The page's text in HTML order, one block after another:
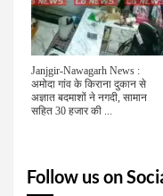
Janjgir-Nawagarh News :
अमोदा गांव के किराना दुकान से
अज्ञात बदमाशों ने नगदी, सामान
सहित 30 हजार की ...
Follow us on